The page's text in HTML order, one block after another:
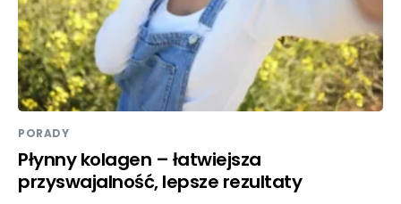
PORADY
Płynny kolagen – łatwiejsza
przyswajalność, lepsze rezultaty